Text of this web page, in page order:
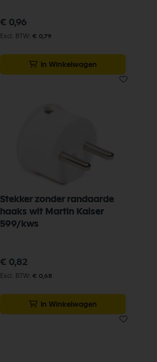
€ 0,96
€ 0,79
In Winkelwagen
Stekker zonder randaarde
haaks wit Martin Kaiser
599/kws
€ 0,82
€ 0,68
In Winkelwagen